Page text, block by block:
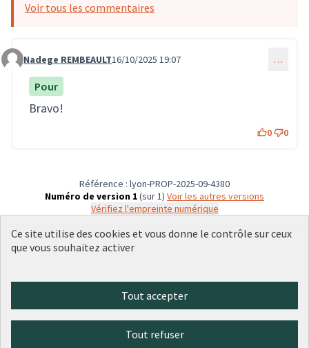
Voir tous les commentaires
Commentaire 3884
Nadege REMBEAULT16/10/2025 19:07 …
Pour
Bravo!
0 0
Référence : lyon-PROP-2025-09-4380
Numéro de version 1(sur 1)
voir les autres versions
Vérifiez l'empreinte numérique
(Lien externe)
(Lien externe)
(Lien externe)
(Lien externe)
(Lien externe)
Ce site utilise des cookies et vous donne le contrôle sur ceux
que vous souhaitez activer
Tout accepter
Tout refuser